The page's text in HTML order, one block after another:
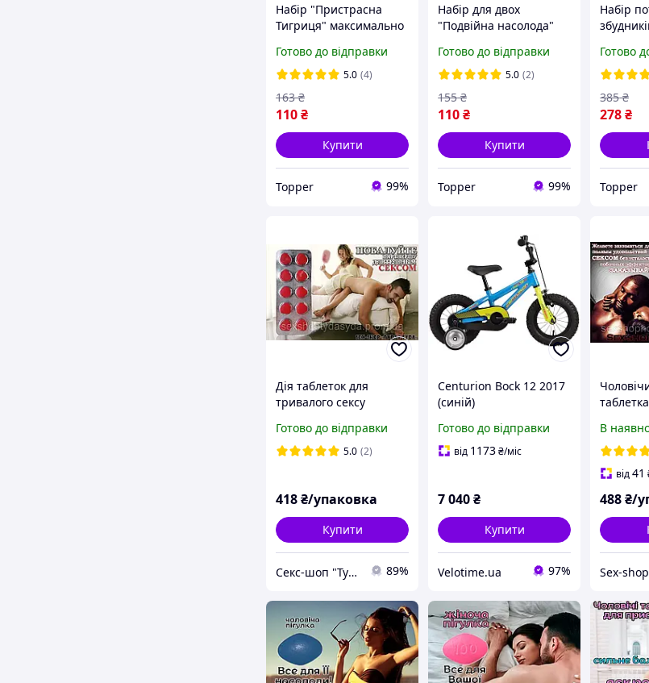
Набір "Пристрасна
Тигриця" максимально
сексуальність
Готово до відправки
5.0 (4)
110₴
163 ₴
Купити
Topper 99%
Набір для двох
"Подвійна насолода"
збудження та
тривалого сексу
Готово до відправки
5.0 (2)
110₴
155 ₴
Купити
Topper 99%
Набір
Готово
278₴
385 ₴
Topper
Дія таблеток для
тривалого сексу
ніч і ще зранку ви
будете бадьорі!
Готово до відправки
5.0 (2)
418₴/упаковка
Купити
Секс-шоп "Туда Сюда" 89%
Centurion Bock 12 2017
(синій)
Готово до відправки
від 1173₴/міс
7 040₴
Купити
Velotime.ua 97%
всю ніч
В
від41
488₴/